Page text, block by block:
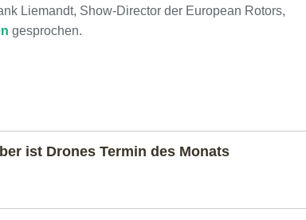
Liemandt, Show-Director der European Rotors,
gesprochen.
ist Drones Termin des Monats